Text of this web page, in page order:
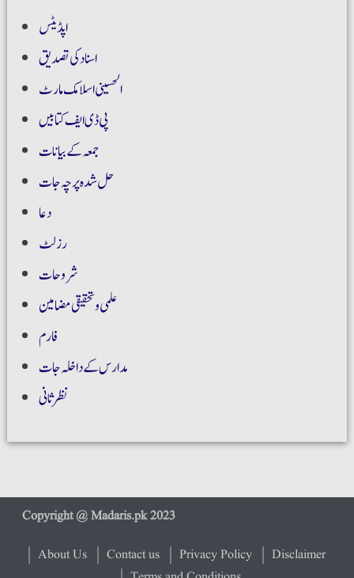
اپڈیٹس
اسناد کی تصدیق
الحسینی اسلامک مارٹ
پی ڈی ایف کتابیں
جمعہ کے بیانات
حل شدہ پرچہ جات
دعا
رزلٹ
شروحات
علمی و تحقیقی مضامین
فارم
مدارس کے داخلہ جات
نظر ثانی
About Us Contact us Privacy Policy
Disclaimer